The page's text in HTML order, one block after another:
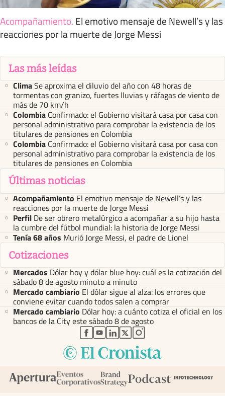
Acompañamiento. El emotivo mensaje de Newell’s y las
reacciones por la muerte de Jorge Messi
Las más leídas
ClimaSe aproxima el diluvio del año con 48 horas de
tormentas con granizo, fuertes lluvias y ráfagas de viento de
más de 70 km/h
Colombia Confirmado: el Gobierno visitará casa por casa con
personal administrativo para comprobar la existencia de los
titulares de pensiones en Colombia
Colombia Confirmado: el Gobierno visitará casa por casa con
personal administrativo para comprobar la existencia de los
titulares de pensiones en Colombia
Últimas noticias
Acompañamiento El emotivo mensaje de Newell’s y las
reacciones por la muerte de Jorge Messi
Perfil De ser obrero metalúrgico a acompañar a su hijo hasta
la cumbre del fútbol mundial: la historia de Jorge Messi
Tenía 68 años Murió Jorge Messi, el padre de Lionel
Cotizaciones
Mercados Dólar hoy y dólar blue hoy: cuál es la cotización del
sábado 8 de agosto minuto a minuto
Mercado cambiario El dólar sigue al alza: los errores que
conviene evitar cuando todos salen a comprar
Mercado cambiario Dólar hoy: a cuánto cotiza el oficial en los
bancos de la City este sábado 8 de agosto
abre en nueva pestaña
abre en nueva pestaña
abre en nueva pestaña
abre en nueva pestaña
abre en nueva pestaña